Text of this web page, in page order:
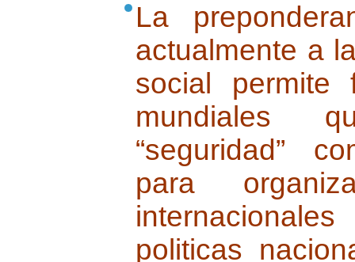
La
actualmente a
social permite
mundiales
“seguridad”
para
politicas